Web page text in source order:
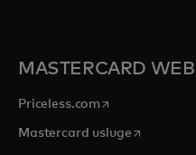
MASTERCARD
Priceless.com opens in a new
Mastercard uslugeopens in a